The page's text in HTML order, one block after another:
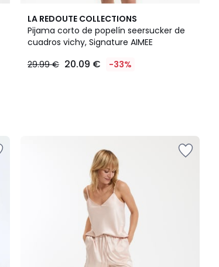
LA REDOUTE COLLECTIONS
Pijama corto de popelín seersucker de
cuadros vichy, Signature AIMEE
29.99 € 20.09 € -33%